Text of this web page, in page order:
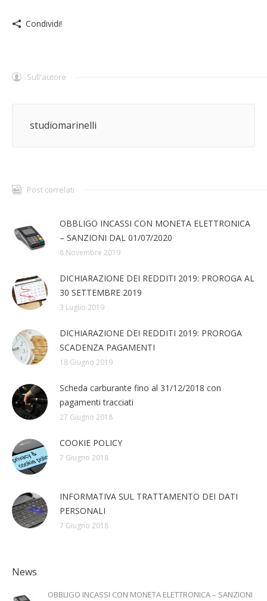
Condividi!
Sull'autore
studiomarinelli
Post correlati
OBBLIGO INCASSI CON MONETA ELETTRONICA
– SANZIONI DAL 01/07/2020
8 Novembre 2019
DICHIARAZIONE DEI REDDITI 2019: PROROGA AL
30 SETTEMBRE 2019
3 Luglio 2019
DICHIARAZIONE DEI REDDITI 2019: PROROGA
SCADENZA PAGAMENTI
18 Giugno 2019
Scheda carburante fino al 31/12/2018 con
pagamenti tracciati
27 Giugno 2018
COOKIE POLICY
7 Giugno 2018
INFORMATIVA SUL TRATTAMENTO DEI DATI
PERSONALI
7 Giugno 2018
News
OBBLIGO INCASSI CON MONETA ELETTRONICA – SANZIONI